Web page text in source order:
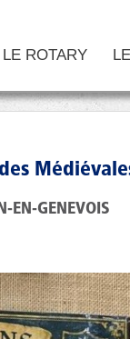
LE ROTARY
EN-GENEVOIS